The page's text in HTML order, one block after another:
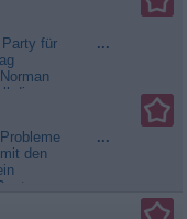
von
Drei
Drei
für
die
mit
mit
...
den
sie
...